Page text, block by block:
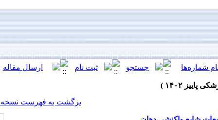
برگشت به فهرست نسخه ها